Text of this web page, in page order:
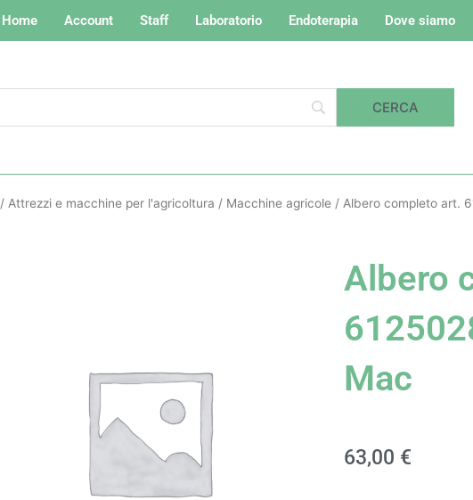
Home Account Staff Laboratorio Endoterapia Dove siamo
/ Attrezzi e macchine per l'agricoltura / Macchine agricole / Albero completo art.
Albero
Mac
63,00 €